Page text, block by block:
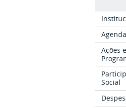
Ações e
Social